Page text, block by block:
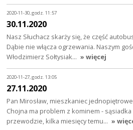
2020-11-30, godz. 11:57
30.11.2020
Nasz Słuchacz skarży się, że część
Dąbie nie włącza ogrzewania. Naszym
Włodzimierz Sołtysiak… » więcej
2020-11-27, godz. 13:05
27.11.2020
Pan Mirosław, mieszkaniec
Chojna ma problem z kominem -
przewodzie, kilka miesięcy temu… »